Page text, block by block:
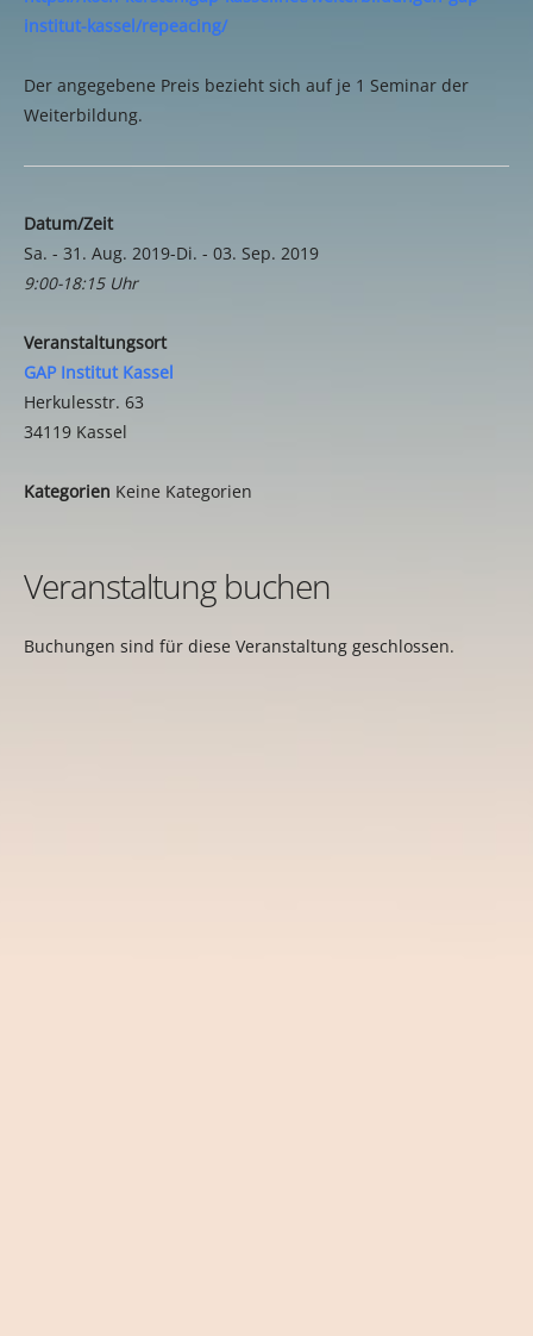
institut-kassel/repeacing/
Der angegebene Preis bezieht sich auf je 1 Seminar der
Weiterbildung.
Datum/Zeit
Sa. - 31. Aug. 2019-Di. - 03. Sep. 2019
9:00-18:15 Uhr
Veranstaltungsort
GAP Institut Kassel
Herkulesstr. 63
34119 Kassel
Kategorien Keine Kategorien
Veranstaltung buchen
Buchungen sind für diese Veranstaltung geschlossen.